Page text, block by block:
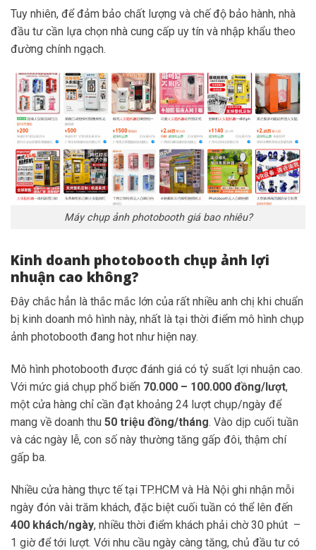
Tuy nhiên, để đảm bảo chất lượng và chế độ bảo hành, nhà
đầu tư cần lựa chọn nhà cung cấp uy tín và nhập khẩu theo
đường chính ngạch.
Máy chụp ảnh photobooth giá bao nhiêu?
Kinh doanh photobooth chụp ảnh lợi
nhuận cao không?
Đây chắc hẳn là thắc mắc lớn của rất nhiều anh chị khi chuẩn
bị kinh doanh mô hình này, nhất là tại thời điểm mô hình chụp
ảnh photobooth đang hot như hiện nay.
Mô hình photobooth được đánh giá có tỷ suất lợi nhuận cao.
Với mức giá chụp phổ biến 70.000 – 100.000 đồng/lượt,
một cửa hàng chỉ cần đạt khoảng 24 lượt chụp/ngày để
mang về doanh thu 50 triệu đồng/tháng. Vào dịp cuối tuần
và các ngày lễ, con số này thường tăng gấp đôi, thậm chí
gấp ba.
Nhiều cửa hàng thực tế tại TP.HCM và Hà Nội ghi nhận mỗi
ngày đón vài trăm khách, đặc biệt cuối tuần có thể lên đến
400 khách/ngày, nhiều thời điểm khách phải chờ 30 phút –
1 giờ để tới lượt. Với nhu cầu ngày càng tăng, chủ đầu tư có